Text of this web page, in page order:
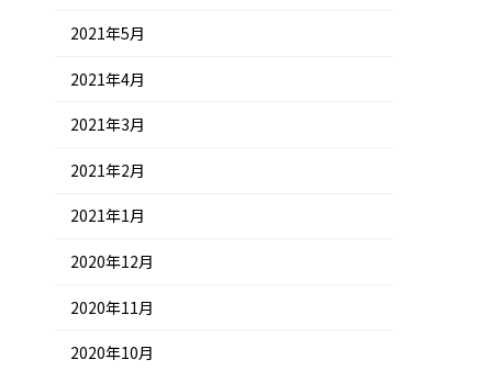
2021年5月
2021年4月
2021年3月
2021年2月
2021年1月
2020年12月
2020年11月
2020年10月